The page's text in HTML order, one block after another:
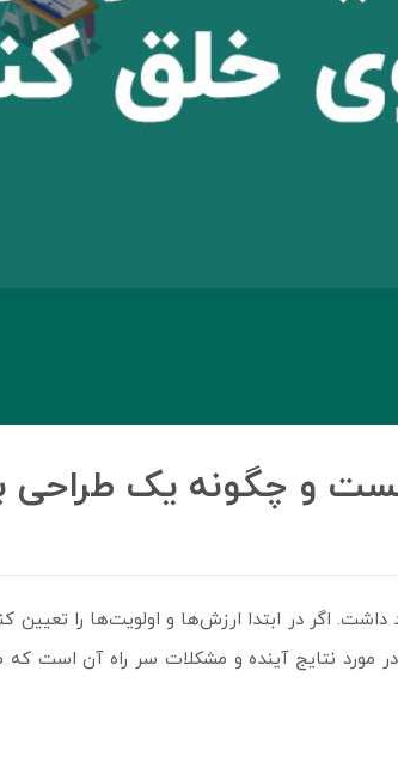
و چگونه یک طراحی
اگر در ابتدا ارزش‌ها و اولویت‌ها را
مورد نتایج آینده و مشکلات سر راه آن است